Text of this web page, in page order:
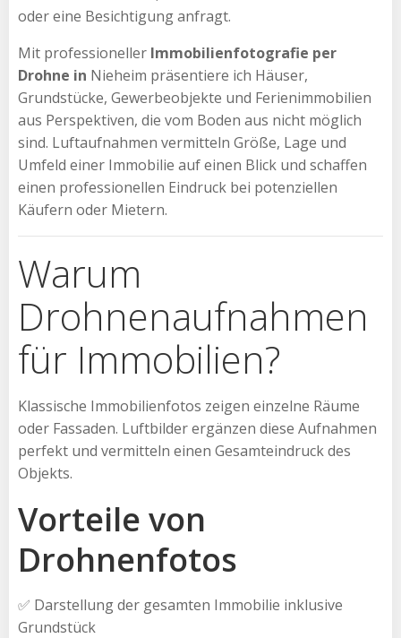
oder eine Besichtigung anfragt.
Mit professioneller Immobilienfotografie per
Drohne in Nieheim präsentiere ich Häuser,
Grundstücke, Gewerbeobjekte und Ferienimmobilien
aus Perspektiven, die vom Boden aus nicht möglich
sind. Luftaufnahmen vermitteln Größe, Lage und
Umfeld einer Immobilie auf einen Blick und schaffen
einen professionellen Eindruck bei potenziellen
Käufern oder Mietern.
Warum
Drohnenaufnahmen
für Immobilien?
Klassische Immobilienfotos zeigen einzelne Räume
oder Fassaden. Luftbilder ergänzen diese Aufnahmen
perfekt und vermitteln einen Gesamteindruck des
Objekts.
Vorteile von
Drohnenfotos
✅ Darstellung der gesamten Immobilie inklusive
Grundstück